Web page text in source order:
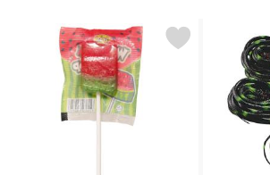
Merkitse tikkari Vesimeloni 14 g